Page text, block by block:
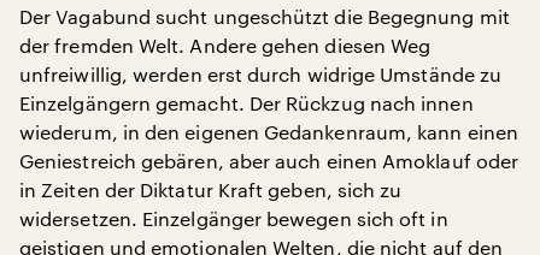
Der Vagabund sucht ungeschützt die Begegnung mit
der fremden Welt. Andere gehen diesen Weg
unfreiwillig, werden erst durch widrige Umstände zu
Einzelgängern gemacht. Der Rückzug nach innen
wiederum, in den eigenen Gedankenraum, kann einen
Geniestreich gebären, aber auch einen Amoklauf oder
in Zeiten der Diktatur Kraft geben, sich zu
widersetzen. Einzelgänger bewegen sich oft in
geistigen und emotionalen Welten, die nicht auf den